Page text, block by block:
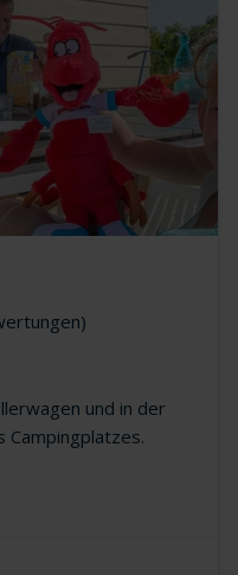
)
und in der
Campingplatzes.